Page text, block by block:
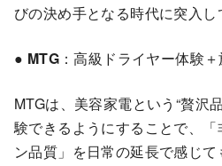
びの決め手となる時代に突入し
● MTG ：高級ドライヤー体験
MTGは、美容家電という“贅沢
験できるようにすることで、
ン品質」を日常の延長で感じ